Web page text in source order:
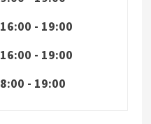
16:00 - 19:00
16:00 - 19:00
8:00 - 19:00